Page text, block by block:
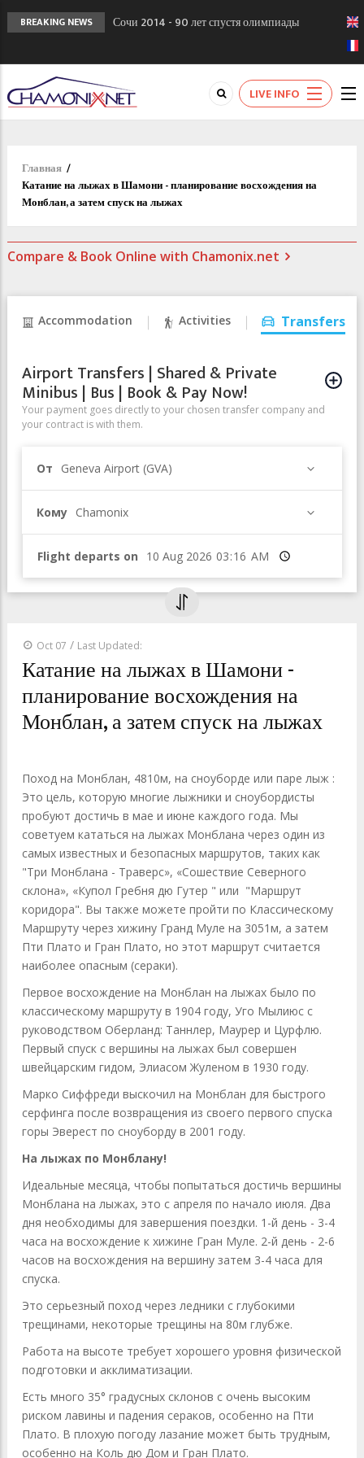
BREAKING NEWS
Сочи 2014 - 90 лет спустя олимпиады
Кол де Монте закрыт 11 января 2013
Chamonixporusski - Русское Шамони. Мы
вам поможем!
LIVE INFO
Главная /
Катание на лыжах в Шамони - планирование восхождения на
Монблан, а затем спуск на лыжах
Compare & Book Online with Chamonix.net
Accommodation Activities Transfers
Airport Transfers | Shared & Private
Minibus | Bus | Book & Pay Now!
Your payment goes directly to your chosen transfer company and
your contract is with them.
От Geneva Airport (GVA)
Кому Chamonix
Flight departs on Время
Oct 07 / Last Updated:
Катание на лыжах в Шамони -
планирование восхождения на
Монблан, а затем спуск на лыжах
Поход на Монблан, 4810м, на сноуборде или паре лыж :
Это цель, которую многие лыжники и сноубордисты
пробуют достичь в мае и июне каждого года. Мы
советуем кататься на лыжах Монблана через один из
самых известных и безопасных маршрутов, таких как
"Три Монблана - Траверс», «Сошествие Северного
склона», «Купол Гребня дю Гутер " или "Маршрут
коридора". Вы также можете пройти по Классическому
Маршруту через хижину Гранд Муле на 3051м, а затем
Пти Плато и Гран Плато, но этот маршрут считается
наиболее опасным (сераки).
Первое восхождение на Монблан на лыжах было по
классическому маршруту в 1904 году, Уго Мылиюс с
руководством Оберланд: Таннлер, Маурер и Цурфлю.
Первый спуск с вершины на лыжах был совершен
швейцарским гидом, Элиасом Жуленом в 1930 году.
Марко Сиффреди выскочил на Монблан для быстрого
серфинга после возвращения из своего первого спуска
горы Эверест по сноуборду в 2001 году.
На лыжах по Монблану!
Идеальные месяца, чтобы попытаться достичь вершины
Монблана на лыжах, это с апреля по начало июля. Два
дня необходимы для завершения поездки. 1-й день - 3-4
часа на восхождение к хижине Гран Муле. 2-й день - 2-6
часов на восхождения на вершину затем 3-4 часа для
спуска.
Это серьезный поход через ледники с глубокими
трещинами, некоторые трещины на 80м глубже.
Работа на высоте требует хорошего уровня физической
подготовки и акклиматизации.
Есть много 35° градусных склонов с очень высоким
риском лавины и падения сераков, особенно на Пти
Плато. В плохую погоду лазание может быть трудным,
особенно на Коль дю Дом и Гран Плато.